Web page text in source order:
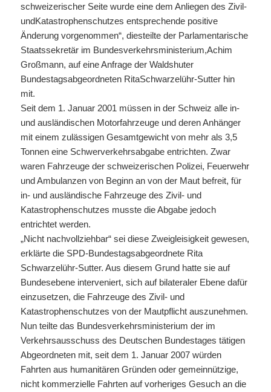
schweizerischer Seite wurde eine dem Anliegen des Zivil-
undKatastrophenschutzes entsprechende positive
Änderung vorgenommen“, diesteilte der Parlamentarische
Staatssekretär im Bundesverkehrsministerium,Achim
Großmann, auf eine Anfrage der Waldshuter
Bundestagsabgeordneten RitaSchwarzelühr-Sutter hin
mit.
Seit dem 1. Januar 2001 müssen in der Schweiz alle in-
und ausländischen Motorfahrzeuge und deren Anhänger
mit einem zulässigen Gesamtgewicht von mehr als 3,5
Tonnen eine Schwerverkehrsabgabe entrichten. Zwar
waren Fahrzeuge der schweizerischen Polizei, Feuerwehr
und Ambulanzen von Beginn an von der Maut befreit, für
in- und ausländische Fahrzeuge des Zivil- und
Katastrophenschutzes musste die Abgabe jedoch
entrichtet werden.
„Nicht nachvollziehbar“ sei diese Zweigleisigkeit gewesen,
erklärte die SPD-Bundestagsabgeordnete Rita
Schwarzelühr-Sutter. Aus diesem Grund hatte sie auf
Bundesebene interveniert, sich auf bilateraler Ebene dafür
einzusetzen, die Fahrzeuge des Zivil- und
Katastrophenschutzes von der Mautpflicht auszunehmen.
Nun teilte das Bundesverkehrsministerium der im
Verkehrsausschuss des Deutschen Bundestages tätigen
Abgeordneten mit, seit dem 1. Januar 2007 würden
Fahrten aus humanitären Gründen oder gemeinnützige,
nicht kommerzielle Fahrten auf vorheriges Gesuch an die